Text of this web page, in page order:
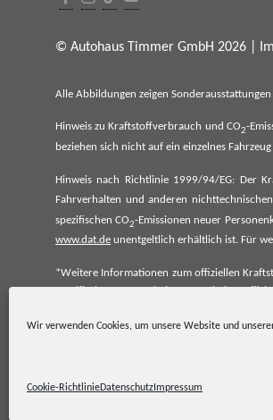
Wir verwenden Cookies, um unsere Website und
Cookie-RichtlinieDatenschutzImpressum
© Autohaus Timmer GmbH 2026 |
Alle Abbildungen zeigen
Hinweis zu Kraftstoffverbrauch und CO2-
beziehen sich nicht auf ein einzelnes
Hinweis nach Richtlinie 1999/94/EG: Der
Fahrverhalten und anderen
spezifischen CO2-Emissionen neuer
www.dat.de unentgeltlich erhältlich ist. Für
*Weitere Informationen zum offiziellen
spezifischen CO₂-Emissionen und den